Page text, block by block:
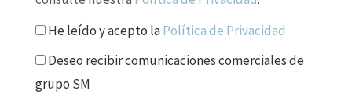
He leído y acepto laPolítica de Privacidad
Deseo recibir comunicaciones comerciales de
grupo SM